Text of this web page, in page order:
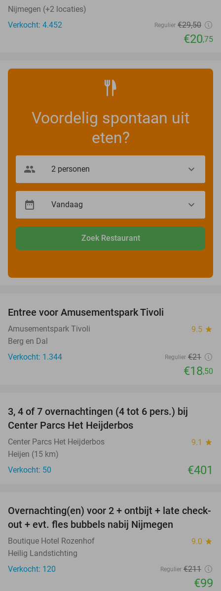
Nijmegen (+2 locaties)
Verkocht: 4.452
Regulier €29,50
€20,75
Voordelig spontaan uit
eten?
Zoek Restaurant
Entree voor Amusementspark Tivoli
Amusementspark Tivoli 9.5 star
Berg en Dal
Verkocht: 1.344
Regulier €21
€18,50
3, 4 of 7 overnachtingen (4 tot 6 pers.) bij
Center Parcs Het Heijderbos
Center Parcs Het Heijderbos 9.1 star
Heijen (15 km)
Verkocht: 50
€401
53%
Overnachting(en) voor 2 + ontbijt + late check-
out + evt. fles bubbels nabij Nijmegen
Boutique Hotel Rozenhof 9.0 star
Heilig Landstichting
Verkocht: 120
Regulier €211
€99